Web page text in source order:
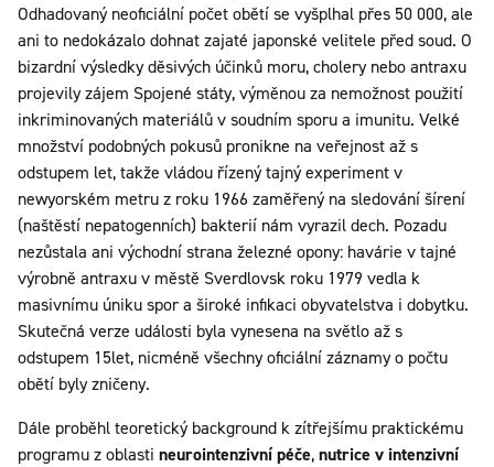
Odhadovaný neoficiální počet obětí se vyšplhal přes 50 000, ale
ani to nedokázalo dohnat zajaté japonské velitele před soud. O
bizardní výsledky děsivých účinků moru, cholery nebo antraxu
projevily zájem Spojené státy, výměnou za nemožnost použití
inkriminovaných materiálů v soudním sporu a imunitu. Velké
množství podobných pokusů pronikne na veřejnost až s
odstupem let, takže vládou řízený tajný experiment v
newyorském metru z roku 1966 zaměřený na sledování šírení
(naštěstí nepatogenních) bakterií nám vyrazil dech. Pozadu
nezůstala ani východní strana železné opony: havárie v tajné
výrobně antraxu v městě Sverdlovsk roku 1979 vedla k
masivnímu úniku spor a široké infikaci obyvatelstva i dobytku.
Skutečná verze události byla vynesena na světlo až s
odstupem 15let, nicméně všechny oficiální záznamy o počtu
obětí byly zničeny.
Dále proběhl teoretický background k zítřejšímu praktickému
programu z oblasti neurointenzivní péče,nutrice v intenzivní